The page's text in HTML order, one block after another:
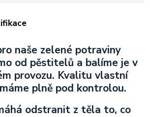
naše zelené potraviny
od pěstitelů a balíme je v
provozu. Kvalitu vlastní
máme plně pod kontrolou.
odstranit z těla to, co